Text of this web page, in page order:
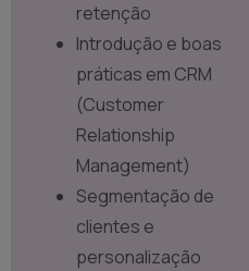
retenção
Introdução e boas
práticas em CRM
(Customer
Relationship
Management)
Segmentação de
clientes e
personalização